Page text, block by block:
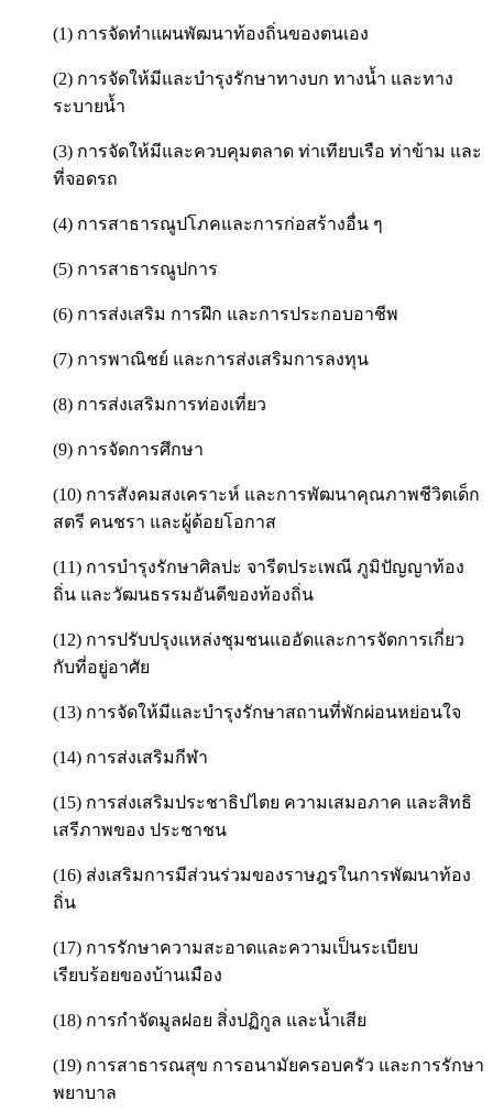
(1) การจัดทำแผนพัฒนาท้องถิ่นของตนเอง
(2) การจัดให้มีและบำรุงรักษาทางบก ทางน้ำ และทาง
ระบายน้ำ
(3) การจัดให้มีและควบคุมตลาด ท่าเทียบเรือ ท่าข้าม และ
ที่จอดรถ
(4) การสาธารณูปโภคและการก่อสร้างอื่น ๆ
(5) การสาธารณูปการ
(6) การส่งเสริม การฝึก และการประกอบอาชีพ
(7) การพาณิชย์ และการส่งเสริมการลงทุน
(8) การส่งเสริมการท่องเที่ยว
(9) การจัดการศึกษา
(10) การสังคมสงเคราะห์ และการพัฒนาคุณภาพชีวิตเด็ก
สตรี คนชรา และผู้ด้อยโอกาส
(11) การบำรุงรักษาศิลปะ จารีตประเพณี ภูมิปัญญาท้อง
ถิ่น และวัฒนธรรมอันดีของท้องถิ่น
(12) การปรับปรุงแหล่งชุมชนแออัดและการจัดการเกี่ยว
กับที่อยู่อาศัย
(13) การจัดให้มีและบำรุงรักษาสถานที่พักผ่อนหย่อนใจ
(14) การส่งเสริมกีฬา
(15) การส่งเสริมประชาธิปไตย ความเสมอภาค และสิทธิ
เสรีภาพของ ประชาชน
(16) ส่งเสริมการมีส่วนร่วมของราษฎรในการพัฒนาท้อง
ถิ่น
(17) การรักษาความสะอาดและความเป็นระเบียบ
เรียบร้อยของบ้านเมือง
(18) การกำจัดมูลฝอย สิ่งปฏิกูล และน้ำเสีย
(19) การสาธารณสุข การอนามัยครอบครัว และการรักษา
พยาบาล